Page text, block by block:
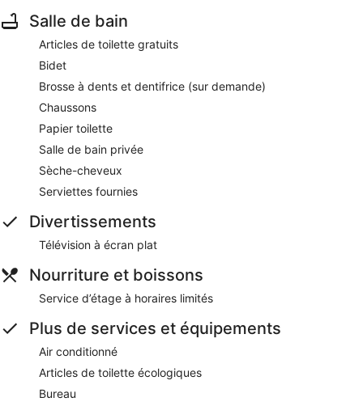
Salle de bain
Articles de toilette gratuits
Bidet
Brosse à dents et dentifrice (sur demande)
Chaussons
Papier toilette
Salle de bain privée
Sèche-cheveux
Serviettes fournies
Divertissements
Télévision à écran plat
Nourriture et boissons
Service d’étage à horaires limités
Plus de services et équipements
Air conditionné
Articles de toilette écologiques
Bureau